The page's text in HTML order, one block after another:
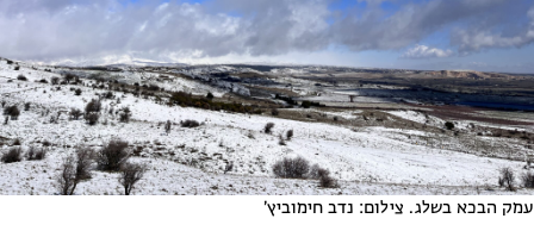
עמק הבכא בשלג. צילום: נדב חימוביץ׳